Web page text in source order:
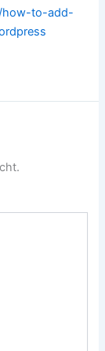
how-to-add-